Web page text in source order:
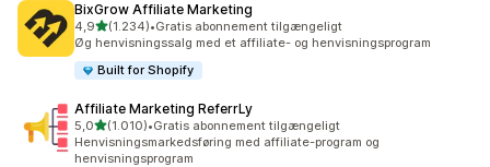
BixGrow Affiliate Marketing
4,9ud af 5 stjerner
(1.234)
1234 anmeldelser i alt
•Gratis abonnement tilgængeligt
Øg henvisningssalg med et affiliate- og henvisningsprogram
Built for Shopify
Affiliate Marketing ReferrLy
5,0ud af 5 stjerner
(1.010)
1010 anmeldelser i alt
•Gratis abonnement tilgængeligt
Henvisningsmarkedsføring med affiliate-program og
henvisningsprogram